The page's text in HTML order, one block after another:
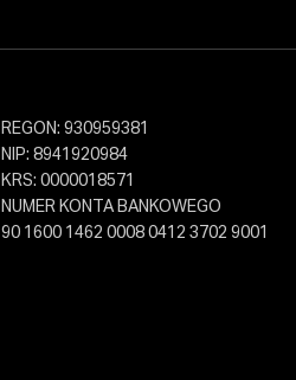
REGON: 930959381
NIP: 8941920984
KRS: 0000018571
NUMER KONTA BANKOWEGO
90 1600 1462 0008 0412 3702 9001